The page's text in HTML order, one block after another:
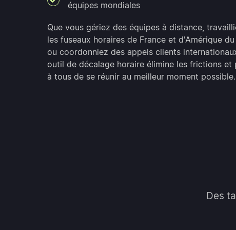
équipes mondiales
Que vous gériez des équipes à distance,
les fuseaux horaires de France et d'Amérique
ou coordonniez des appels clients
outil de décalage horaire élimine les frictions et
à tous de se réunir au meilleur moment possible.
Des